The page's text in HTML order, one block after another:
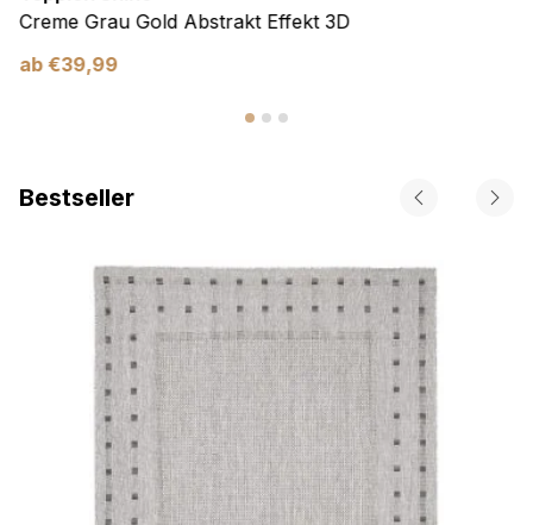
Creme Grau Gold Abstrakt Effekt 3D
ab €39,99
Bestseller